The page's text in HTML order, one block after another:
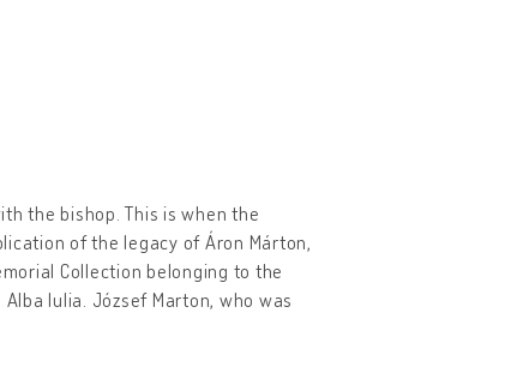
the bishop. This is when the
of the legacy of Áron Márton,
Collection belonging to the
Iulia. József Marton, who was